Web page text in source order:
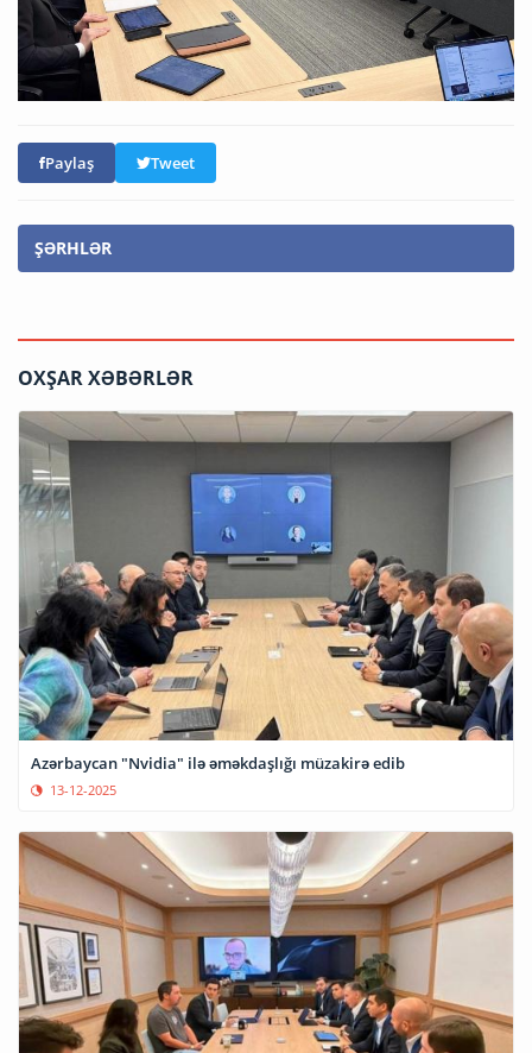
Paylaş Tweet
ŞƏRHLƏR
OXŞAR XƏBƏRLƏR
Azərbaycan "Nvidia" ilə əməkdaşlığı müzakirə edib
13-12-2025